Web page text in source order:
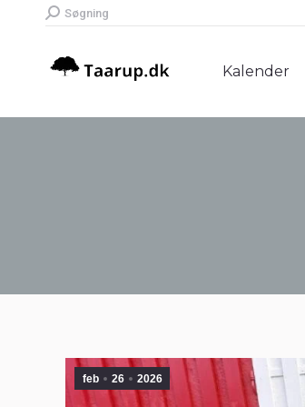
Search:
Søgning
Kalender
feb 26 2026
Kalender